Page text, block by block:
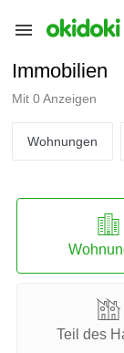
Immobilien
Mit 0 Anzeigen
Wohnungen
Teil des